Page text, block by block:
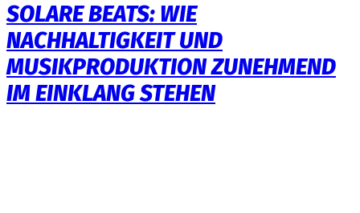
SOLARE BEATS: WIE
NACHHALTIGKEIT UND
MUSIKPRODUKTION ZUNEHMEND
IM EINKLANG STEHEN